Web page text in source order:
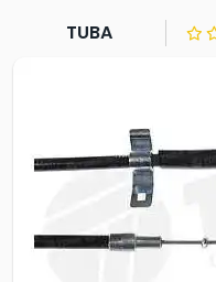
TUBA